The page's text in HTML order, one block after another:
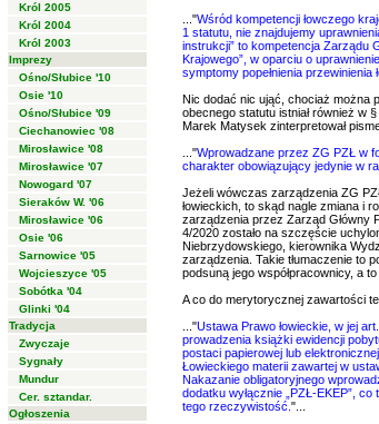
Król 2005
Król 2004
Król 2003
Imprezy
Ośno/Słubice '10
Osie '10
Ośno/Słubice '09
Ciechanowiec '08
Mirosławice '08
Mirosławice '07
Nowogard '07
Sieraków W. '06
Mirosławice '06
Osie '06
Sarnowice '05
Wojcieszyce '05
Sobótka '04
Glinki '04
Tradycja
Zwyczaje
Sygnały
Mundur
Cer. sztandar.
Ogłoszenia
..."Wśród kompetencji łowczego
1 statutu, nie znajdujemy
instrukcji” to kompetencja Zarządu
Krajowego”, w oparciu o
symptomy popełnienia
Nic dodać nic ująć, chociaż można
obecnego statutu istniał również w
Marek Matysek zinterpretował
..."Wprowadzane przez ZG PZŁ w
charakter obowiązujący jedynie w
Jeżeli wówczas zarządzenia ZG
łowieckich, to skąd nagle zmiana i
zarządzenia przez Zarząd Główny
4/2020 zostało na szczęście
Niebrzydowskiego, kierownika
zarządzenia. Takie tłumaczenie to
podsuną jego współpracownicy, a
A co do merytorycznej zawartości
..."Ustawa Prawo łowieckie, w jej
prowadzenia książki ewidencji
postaci papierowej lub
Łowieckiego materii zawartej w
Nakazanie obligatoryjnego
dodatku wyłącznie „PZŁ-EKEP”,
tego rzeczywistość. "...